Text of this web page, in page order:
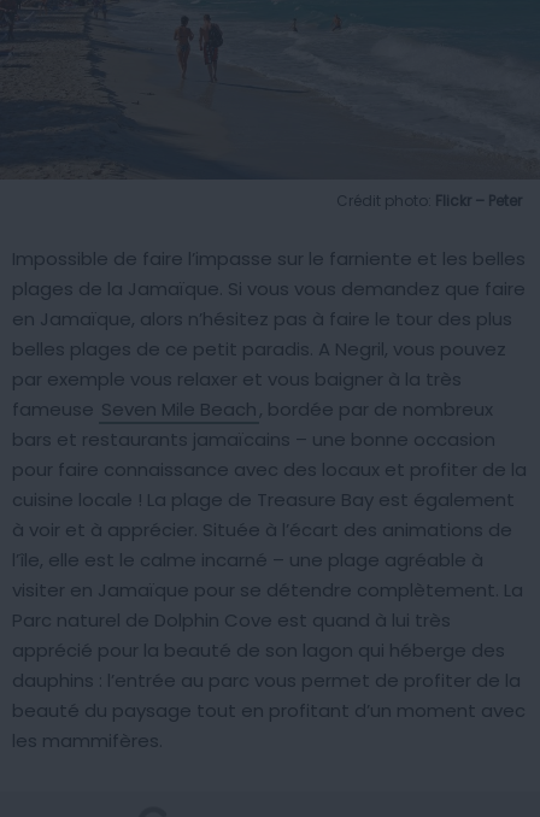
Crédit photo: Flickr – Peter
Impossible de faire l’impasse sur le farniente et les belles
plages de la Jamaïque. Si vous vous demandez que faire
en Jamaïque, alors n’hésitez pas à faire le tour des plus
belles plages de ce petit paradis. A Negril, vous pouvez
par exemple vous relaxer et vous baigner à la très
fameuse Seven Mile Beach, bordée par de nombreux
bars et restaurants jamaïcains – une bonne occasion
pour faire connaissance avec des locaux et profiter de la
cuisine locale ! La plage de Treasure Bay est également
à voir et à apprécier. Située à l’écart des animations de
l’île, elle est le calme incarné – une plage agréable à
visiter en Jamaïque pour se détendre complètement. La
Parc naturel de Dolphin Cove est quand à lui très
apprécié pour la beauté de son lagon qui héberge des
dauphins : l’entrée au parc vous permet de profiter de la
beauté du paysage tout en profitant d’un moment avec
les mammifères.